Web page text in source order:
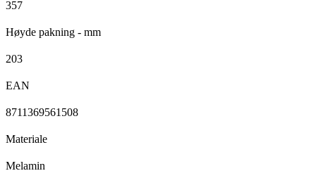
357
Høyde pakning - mm
203
EAN
8711369561508
Materiale
Melamin